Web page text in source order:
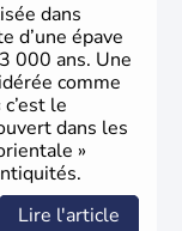
dans
d’une épave
000 ans. Une
comme
le
dans les
»
Lire l'article